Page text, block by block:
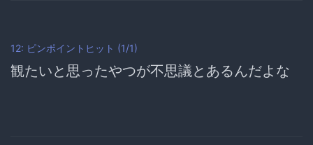
12: ピンポイントヒット (1/1)
観たいと思ったやつが不思議とあるんだよな